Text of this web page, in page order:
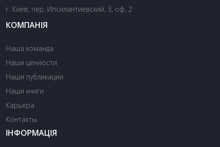
г. Киев, пер. Ипсилантиевский, 3, оф. 2
КОМПАНІЯ
Наша команда
Наши ценности
Наши публикации
Наши книги
Карьера
Контакты
ІНФОРМАЦІЯ